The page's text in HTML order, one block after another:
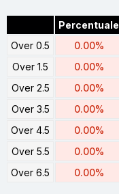
Percentuale
Over 0.5
0.00%
Over 1.5
0.00%
Over 2.5
0.00%
Over 3.5
0.00%
Over 4.5
0.00%
Over 5.5
0.00%
Over 6.5
0.00%